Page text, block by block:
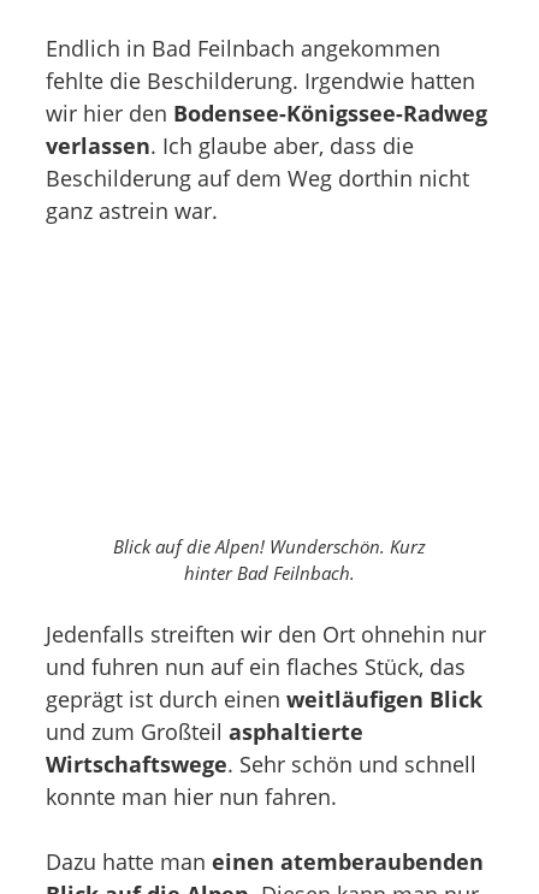
Endlich in Bad Feilnbach angekommen
fehlte die Beschilderung. Irgendwie hatten
wir hier den Bodensee-Königssee-Radweg
verlassen. Ich glaube aber, dass die
Beschilderung auf dem Weg dorthin nicht
ganz astrein war.
Blick auf die Alpen! Wunderschön. Kurz
hinter Bad Feilnbach.
Jedenfalls streiften wir den Ort ohnehin nur
und fuhren nun auf ein flaches Stück, das
geprägt ist durch einen weitläufigen Blick
und zum Großteil asphaltierte
Wirtschaftswege. Sehr schön und schnell
konnte man hier nun fahren.
Dazu hatte man einen atemberaubenden